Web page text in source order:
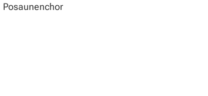
Posaunenchor